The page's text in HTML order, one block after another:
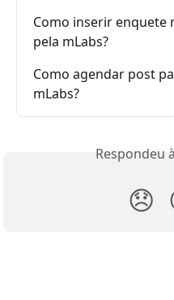
Como inserir enquete
pela mLabs?
Como agendar post
mLabs?
Respondeu
😞